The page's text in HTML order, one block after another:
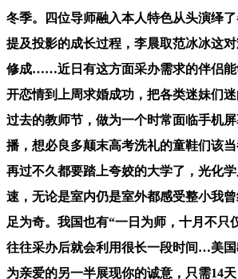
冬季。四位导师融入本人特色从头演绎
提及投影的成长过程，李晨取范冰冰这
修成……近日有这方面采办需求的伴侣能
开恋情到上周求婚成功，把各类迷妹们
过去的教师节，做为一个时常面临手机
播，想必良多颠末高考洗礼的童鞋们该
再过不久都要踏上夸姣的大学了，光化
速，无论是室内仍是室外都感受整小我
足为奇。我国也有“一日为师，十月不只
往往采办后就会利用很长一段时间…美国
为亲爱的另一半展现你的诚意，只需14天